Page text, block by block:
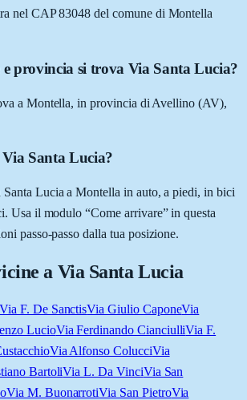
nel CAP 83048 del comune di Montella
provincia si trova Via Santa Lucia?
a Montella, in provincia di Avellino (AV),
Santa Lucia?
Lucia a Montella in auto, a piedi, in bici
Usa il modulo “Come arrivare” in questa
passo-passo dalla tua posizione.
a Via Santa Lucia
Via F. De SanctisVia Giulio CaponeVia
LucioVia Ferdinando CianciulliVia F.
Via Alfonso ColucciVia
BartoliVia L. Da VinciVia San
Via M. BuonarrotiVia San PietroVia